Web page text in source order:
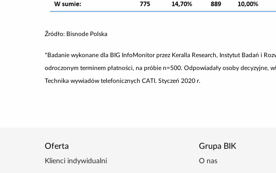
Źródło: Bisnode Polska
*Badanie wykonane dla BIG InfoMonitor przez Keralla Research, Instytut Badań i
odroczonym terminem płatności, na próbie n=500. Odpowiadały osoby decyzyjne,
Technika wywiadów telefonicznych CATI. Styczeń 2020 r.
Oferta
Klienci indywidualni
Grupa BIK
O nas